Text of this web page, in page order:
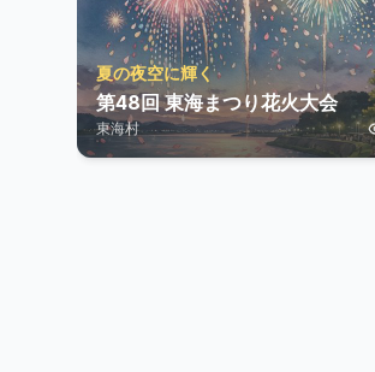
夏の夜空に輝く
第48回 東海まつり花火大会
東海村